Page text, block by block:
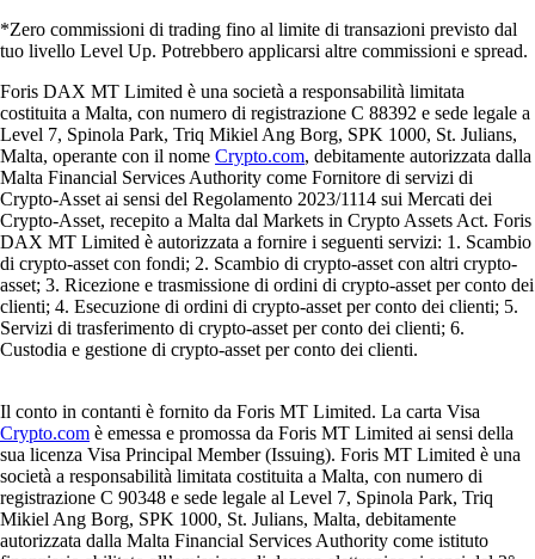
*Zero commissioni di trading fino al limite di transazioni previsto dal
tuo livello Level Up. Potrebbero applicarsi altre commissioni e spread.
Foris DAX MT Limited è una società a responsabilità limitata
costituita a Malta, con numero di registrazione C 88392 e sede legale a
Level 7, Spinola Park, Triq Mikiel Ang Borg, SPK 1000, St. Julians,
Malta, operante con il nome Crypto.com, debitamente autorizzata dalla
Malta Financial Services Authority come Fornitore di servizi di
Crypto-Asset ai sensi del Regolamento 2023/1114 sui Mercati dei
Crypto-Asset, recepito a Malta dal Markets in Crypto Assets Act. Foris
DAX MT Limited è autorizzata a fornire i seguenti servizi: 1. Scambio
di crypto-asset con fondi; 2. Scambio di crypto-asset con altri crypto-
asset; 3. Ricezione e trasmissione di ordini di crypto-asset per conto dei
clienti; 4. Esecuzione di ordini di crypto-asset per conto dei clienti; 5.
Servizi di trasferimento di crypto-asset per conto dei clienti; 6.
Custodia e gestione di crypto-asset per conto dei clienti.
Il conto in contanti è fornito da Foris MT Limited. La carta Visa
Crypto.com è emessa e promossa da Foris MT Limited ai sensi della
sua licenza Visa Principal Member (Issuing). Foris MT Limited è una
società a responsabilità limitata costituita a Malta, con numero di
registrazione C 90348 e sede legale al Level 7, Spinola Park, Triq
Mikiel Ang Borg, SPK 1000, St. Julians, Malta, debitamente
autorizzata dalla Malta Financial Services Authority come istituto